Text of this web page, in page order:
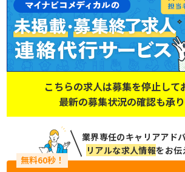
こちらの求人は募集を停止して
最新の募集状況の確認も承り
業界専任のキャリアアド
リアルな求人情報をお伝